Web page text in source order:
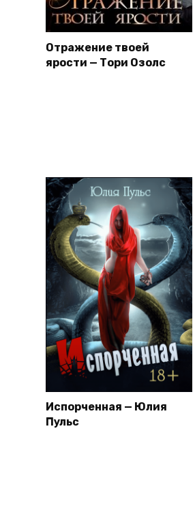
Отражение твоей
ярости — Тори Озолс
Испорченная — Юлия
Пульс